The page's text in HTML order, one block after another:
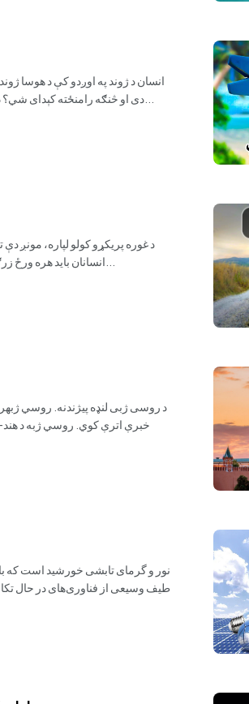
انسان د ژوند په اوږدو کې د هوسا
د غوره پریکړو کولو لپاره، مونږ
خبرې اترې کوي. روسي ژبه د
طیف وسیعی از فناوری‌های در حال